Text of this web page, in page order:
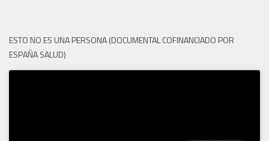
ESTO NO ES UNA PERSONA (DOCUMENTAL COFINANCIADO POR
ESPAÑA SALUD)